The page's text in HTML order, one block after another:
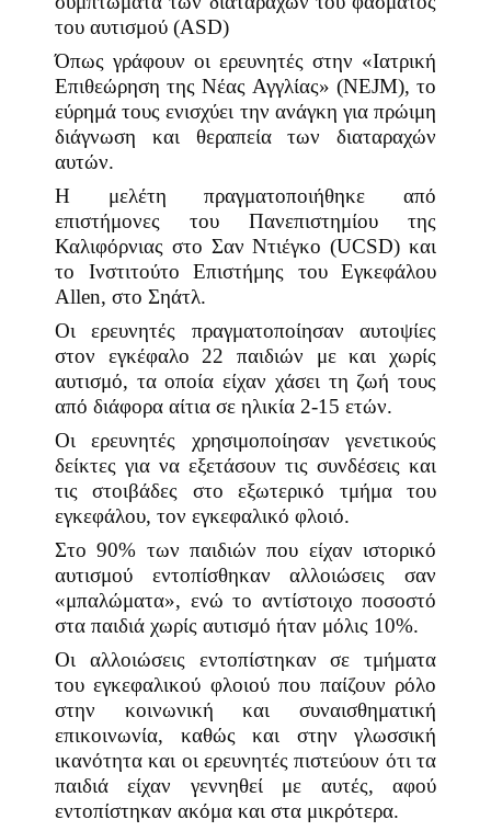
του αυτισμού (ASD)
Όπως γράφουν οι ερευνητές στην «Ιατρική
Επιθεώρηση της Νέας Αγγλίας» (NEJM), το
εύρημά τους ενισχύει την ανάγκη για πρώιμη
διάγνωση και θεραπεία των διαταραχών
αυτών.
Η μελέτη πραγματοποιήθηκε από
επιστήμονες του Πανεπιστημίου της
Καλιφόρνιας στο Σαν Ντιέγκο (UCSD) και
το Ινστιτούτο Επιστήμης του Εγκεφάλου
Allen, στο Σηάτλ.
Οι ερευνητές πραγματοποίησαν αυτοψίες
στον εγκέφαλο 22 παιδιών με και χωρίς
αυτισμό, τα οποία είχαν χάσει τη ζωή τους
από διάφορα αίτια σε ηλικία 2-15 ετών.
Οι ερευνητές χρησιμοποίησαν γενετικούς
δείκτες για να εξετάσουν τις συνδέσεις και
τις στοιβάδες στο εξωτερικό τμήμα του
εγκεφάλου, τον εγκεφαλικό φλοιό.
Στο 90% των παιδιών που είχαν ιστορικό
αυτισμού εντοπίσθηκαν αλλοιώσεις σαν
«μπαλώματα», ενώ το αντίστοιχο ποσοστό
στα παιδιά χωρίς αυτισμό ήταν μόλις 10%.
Οι αλλοιώσεις εντοπίστηκαν σε τμήματα
του εγκεφαλικού φλοιού που παίζουν ρόλο
στην κοινωνική και συναισθηματική
επικοινωνία, καθώς και στην γλωσσική
ικανότητα και οι ερευνητές πιστεύουν ότι τα
παιδιά είχαν γεννηθεί με αυτές, αφού
εντοπίστηκαν ακόμα και στα μικρότερα.